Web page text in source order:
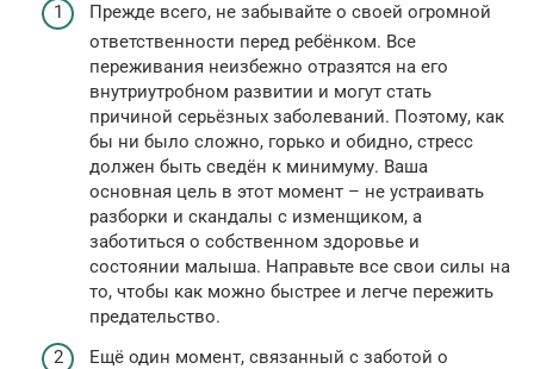
Прежде всего, не забывайте о своей огромной
ответственности перед ребёнком. Все
переживания неизбежно отразятся на его
внутриутробном развитии и могут стать
причиной серьёзных заболеваний. Поэтому, как
бы ни было сложно, горько и обидно, стресс
должен быть сведён к минимуму. Ваша
основная цель в этот момент – не устраивать
разборки и скандалы с изменщиком, а
заботиться о собственном здоровье и
состоянии малыша. Направьте все свои силы на
то, чтобы как можно быстрее и легче пережить
предательство.
Ещё один момент, связанный с заботой о